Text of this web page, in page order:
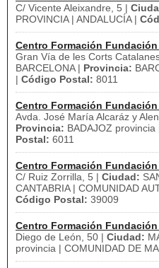
C/ Vicente Aleixandre, 5 |
PROVINCIA | ANDALUCÍA |
Centro Formación
Gran Vía de les Corts
BARCELONA | Provincia:
| Código Postal: 8011
Centro Formación
Avda. José María Alcaráz y
Provincia: BADAJOZ provincia
Postal: 6011
Centro Formación
C/ Ruiz Zorrilla, 5 | Ciudad:
CANTABRIA | COMUNIDAD
Código Postal: 39009
Centro Formación
Diego de León, 50 | Ciudad:
provincia | COMUNIDAD DE